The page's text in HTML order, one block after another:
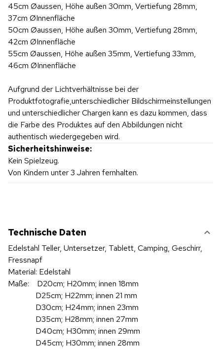
45cm Øaussen, Höhe außen 30mm, Vertiefung 28mm,
37cm ØInnenfläche
50cm Øaussen, Höhe außen 30mm, Vertiefung 28mm,
42cm ØInnenfläche
55cm Øaussen, Höhe außen 35mm, Vertiefung 33mm,
46cm ØInnenfläche
Aufgrund der Lichtverhältnisse bei der
Produktfotografie,unterschiedlicher Bildschirmeinstellungen
und unterschiedlicher Chargen kann es dazu kommen, dass
die Farbe des Produktes auf den Abbildungen nicht
authentisch wiedergegeben wird.
Sicherheitshinweise:
Kein Spielzeug.
Von Kindern unter 3 Jahren fernhalten.
Technische Daten
Edelstahl Teller, Untersetzer, Tablett, Camping, Geschirr,
Fressnapf
Material: Edelstahl
Maße: D20cm; H20mm; innen 18mm
D25cm; H22mm; innen 21 mm
D30cm; H24mm; innen 23mm
D35cm; H28mm; innen 27mm
D40cm; H30mm; innen 29mm
D45cm; H30mm; innen 28mm